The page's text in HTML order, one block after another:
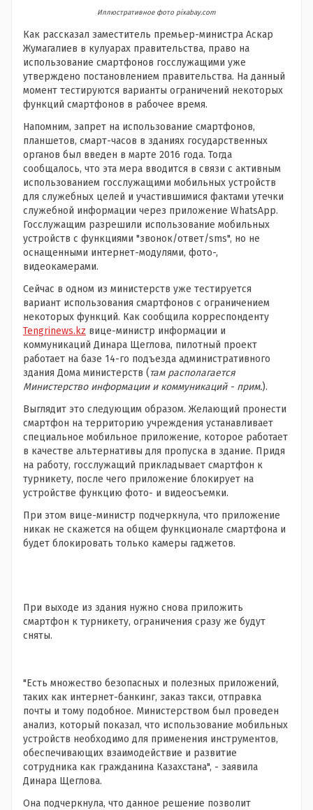
Иллюстративное фото pixabay.com
Как рассказал заместитель премьер-министра Аскар
Жумагалиев в кулуарах правительства, право на
использование смартфонов госслужащими уже
утверждено постановлением правительства. На данный
момент тестируются варианты ограничений некоторых
функций смартфонов в рабочее время.
Напомним, запрет на использование смартфонов,
планшетов, смарт-часов в зданиях государственных
органов был введен в марте 2016 года. Тогда
сообщалось, что эта мера вводится в связи с активным
использованием госслужащими мобильных устройств
для служебных целей и участившимися фактами утечки
служебной информации через приложение WhatsApp.
Госслужащим разрешили использование мобильных
устройств с функциями "звонок/ответ/sms", но не
оснащенными интернет-модулями, фото-,
видеокамерами.
Сейчас в одном из министерств уже тестируется
вариант использования смартфонов с ограничением
некоторых функций. Как сообщила корреспонденту
Tengrinews.kz вице-министр информации и
коммуникаций Динара Щеглова, пилотный проект
работает на базе 14-го подъезда административного
здания Дома министерств (там располагается
Министерство информации и коммуникаций - прим.).
Выглядит это следующим образом. Желающий пронести
смартфон на территорию учреждения устанавливает
специальное мобильное приложение, которое работает
в качестве альтернативы для пропуска в здание. Придя
на работу, госслужащий прикладывает смартфон к
турникету, после чего приложение блокирует на
устройстве функцию фото- и видеосъемки.
При этом вице-министр подчеркнула, что приложение
никак не скажется на общем функционале смартфона и
будет блокировать только камеры гаджетов.
При выходе из здания нужно снова приложить
смартфон к турникету, ограничения сразу же будут
сняты.
"Есть множество безопасных и полезных приложений,
таких как интернет-банкинг, заказ такси, отправка
почты и тому подобное. Министерством был проведен
анализ, который показал, что использование мобильных
устройств необходимо для применения инструментов,
обеспечивающих взаимодействие и развитие
сотрудника как гражданина Казахстана", - заявила
Динара Щеглова.
Она подчеркнула, что данное решение позволит